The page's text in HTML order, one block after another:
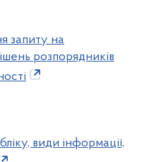
запиту на
розпорядників
види інформації,